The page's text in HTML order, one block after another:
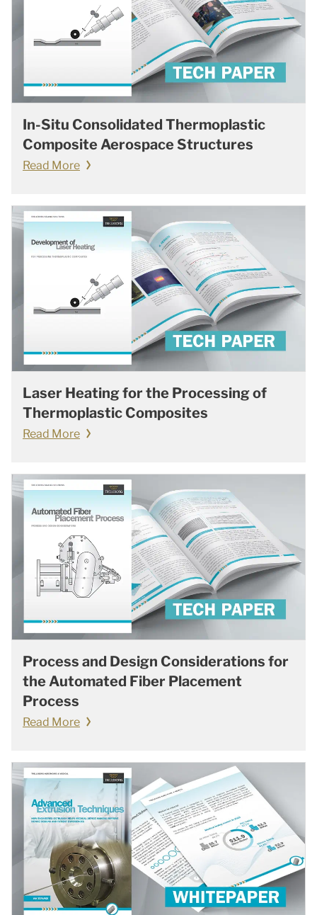
In-Situ Consolidated Thermoplastic
Composite Aerospace Structures
Read More
Laser Heating for the Processing of
Thermoplastic Composites
Read More
Process and Design Considerations for
the Automated Fiber Placement
Process
Read More